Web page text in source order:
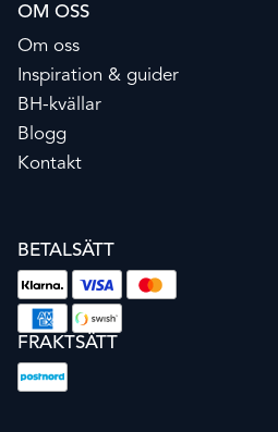
OM OSS
Om oss
Inspiration & guider
BH-kvällar
Blogg
Kontakt
BETALSÄTT
FRAKTSÄTT